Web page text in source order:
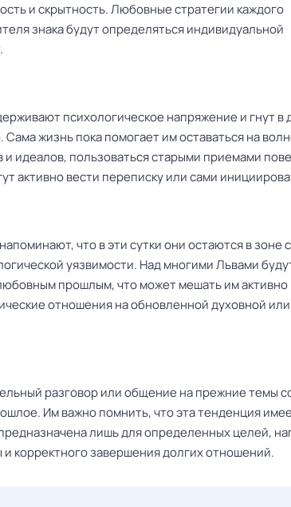
и скрытность. Любовные стратегии каждого
знака будут определяться индивидуальной
психологическое напряжение и гнут в
жизнь пока помогает им оставаться на
и идеалов, пользоваться старыми приемами
активно вести переписку или сами
что в эти сутки они остаются в зоне
уязвимости. Над многими Львами
прошлым, что может мешать им активно
отношения на обновленной духовной или
разговор или общение на прежние темы
Им важно помнить, что эта тенденция
лишь для определенных целей,
корректного завершения долгих отношений.